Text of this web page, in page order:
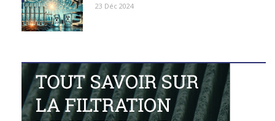
23 Déc 2024